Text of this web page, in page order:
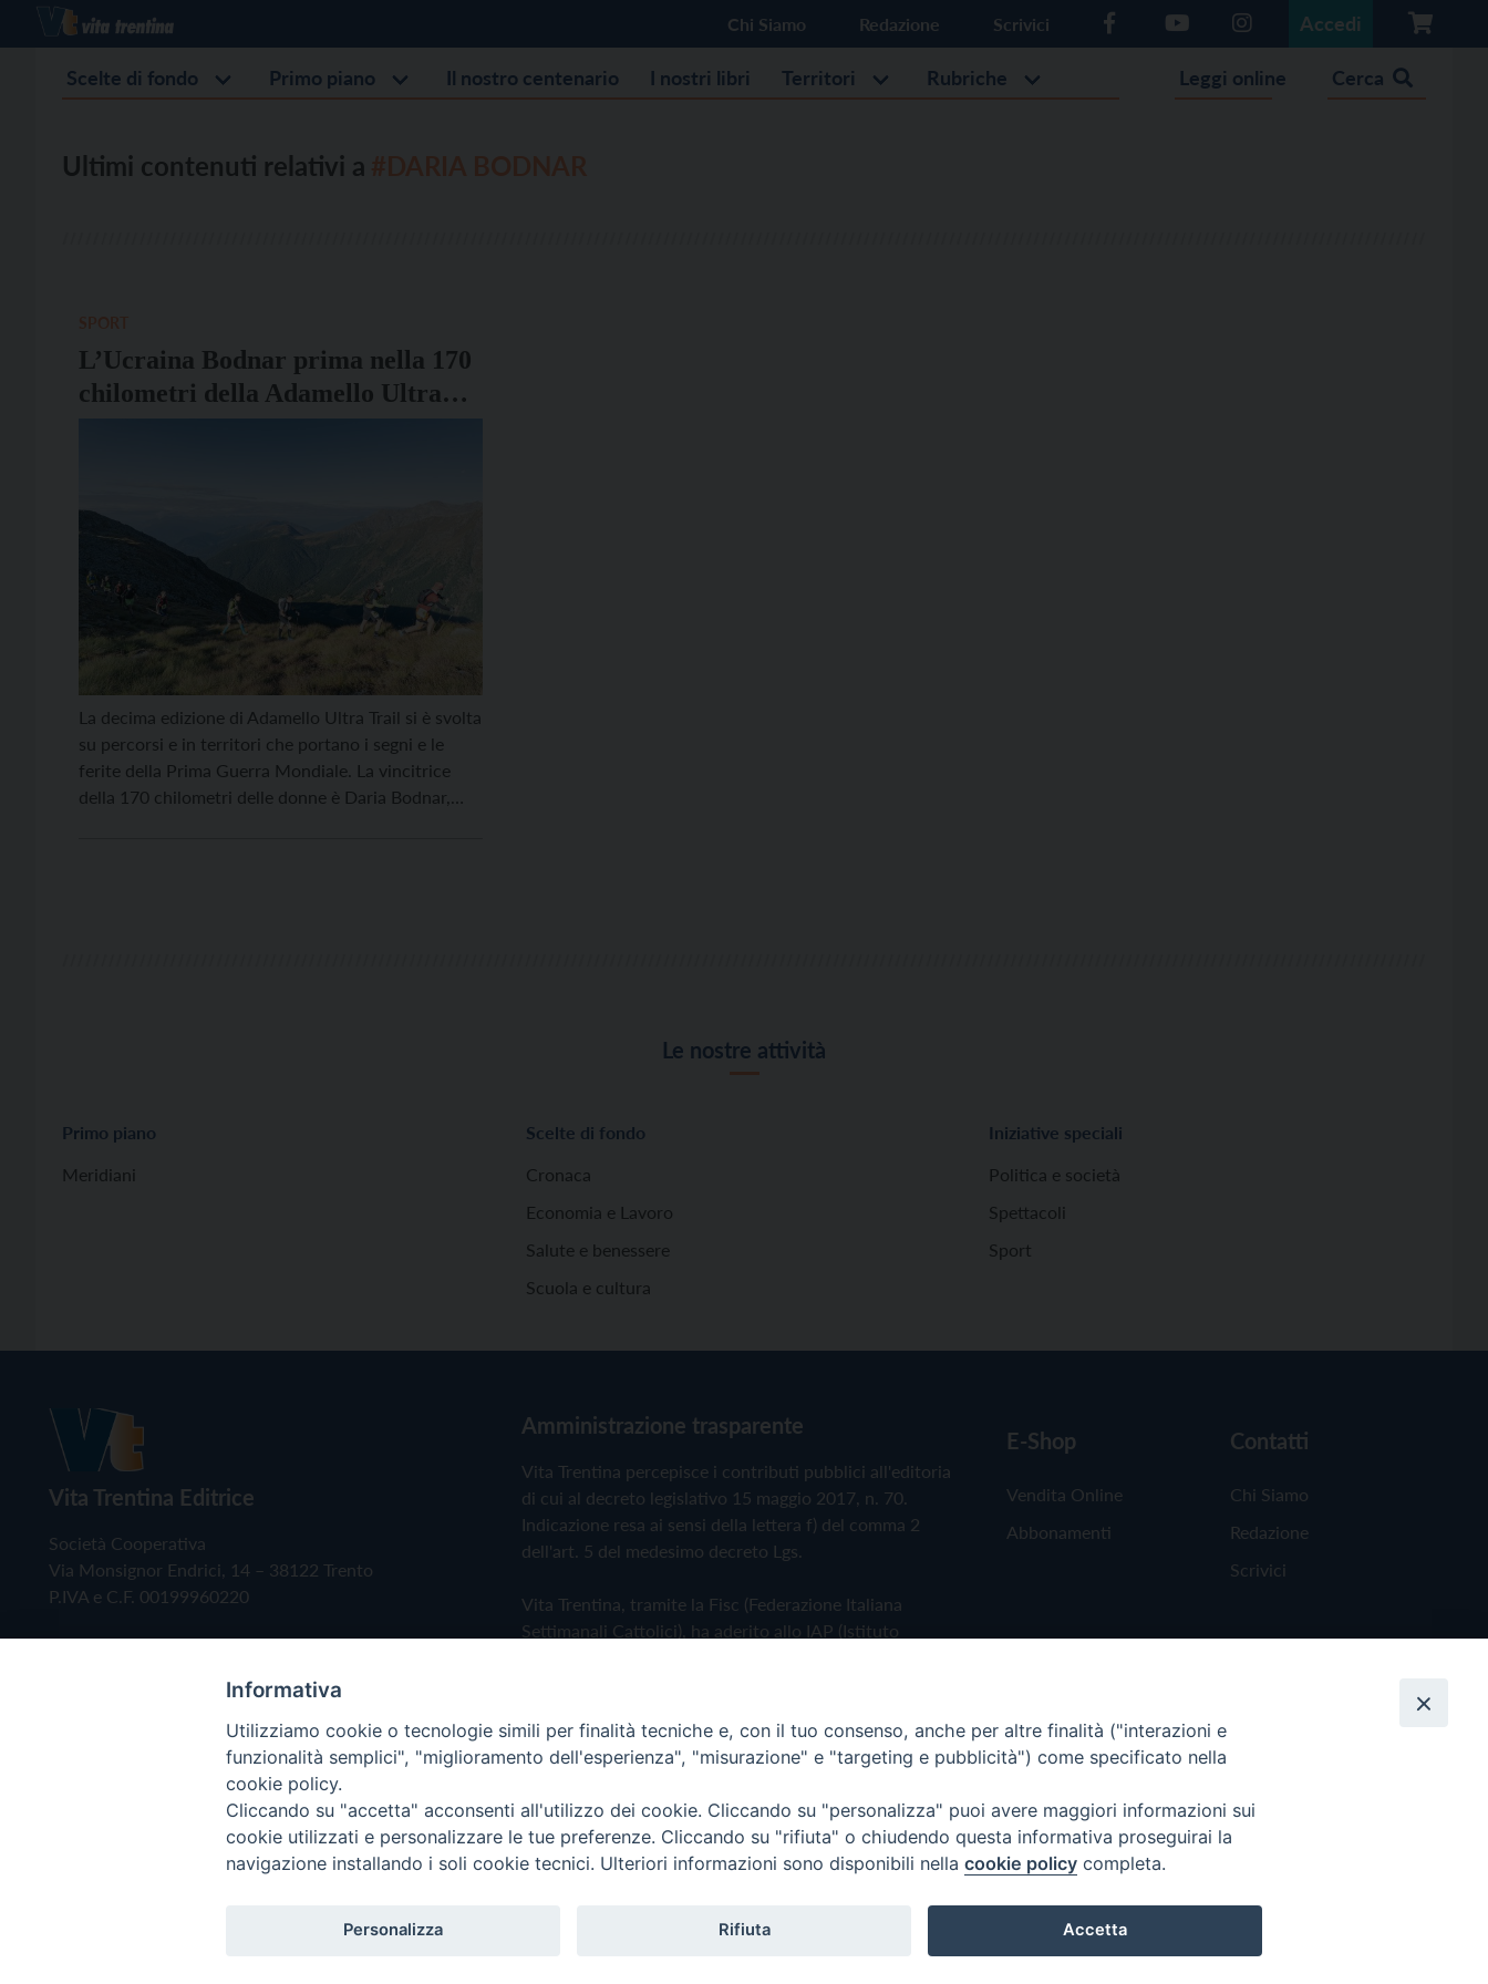
Chi Siamo Redazione Scrivici Accedi
Scelte di fondo Primo piano Il nostro centenario I nostri libri Territori Rubriche Leggi online Cerca
Ultimi contenuti relativi a
L’Ucraina Bodnar prima nella 170
chilometri della Adamello Ultra
La decima edizione di Adamello Ultra Trail si è svolta
su percorsi e in territori che portano i segni e le
ferite della Prima Guerra Mondiale. La vincitrice
della 170 chilometri delle donne è Daria Bodnar,
Le nostre attività
Primo piano
Meridiani
Scelte di fondo
Cronaca
Economia e Lavoro
Salute e benessere
Scuola e cultura
Iniziative speciali
Politica e società
Spettacoli
Sport
Vita Trentina Editrice
Società Cooperativa
Via Monsignor Endrici, 14 – 38122 Trento
P.IVA e C.F. 00199960220
Amministrazione trasparente
Vita Trentina percepisce i contributi pubblici all'editoria
di cui al decreto legislativo 15 maggio 2017, n. 70.
Indicazione resa ai sensi della lettera f) del comma 2
dell'art. 5 del medesimo decreto Lgs.
Vita Trentina, tramite la Fisc (Federazione Italiana
Settimanali Cattolici), ha aderito allo IAP (Istituto
Privacy Policy Cookie Policy
E-Shop
Vendita Online
Abbonamenti
Contatti
Chi Siamo
Redazione
Scrivici
Copyright © 2019 - Tutti i diritti riservati - Vita Trentina Editrice
Informativa
Utilizziamo cookie o tecnologie simili per finalità tecniche e, con il tuo consenso, anche per altre finalità ("interazioni e
funzionalità semplici", "miglioramento dell'esperienza", "misurazione" e "targeting e pubblicità") come specificato nella
cookie policy.
Cliccando su "accetta" acconsenti all'utilizzo dei cookie. Cliccando su "personalizza" puoi avere maggiori informazioni sui
cookie utilizzati e personalizzare le tue preferenze. Cliccando su "rifiuta" o chiudendo questa informativa proseguirai la
navigazione installando i soli cookie tecnici. Ulteriori informazioni sono disponibili nella cookie policy completa.
Personalizza Rifiuta Accetta